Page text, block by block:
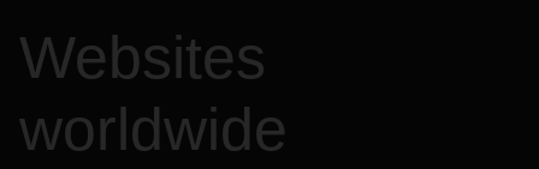
Websites
worldwide